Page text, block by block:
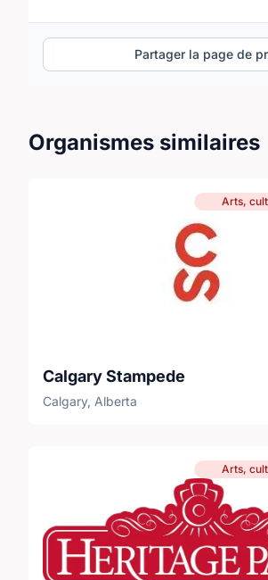
Partager la page de
Organismes similaires
Arts,
Calgary Stampede
Calgary, Alberta
Arts,